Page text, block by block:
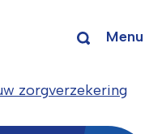
Menu
zorgverzekering